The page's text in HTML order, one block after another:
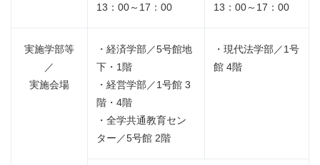
13：00～17：00
13：00～17：00
実施学部等
／
実施会場
・経済学部／5号館地
下・1階
・経営学部／1号館 3
階・4階
・全学共通教育セン
ター／5号館 2階
・現代法学部／1号
館 4階